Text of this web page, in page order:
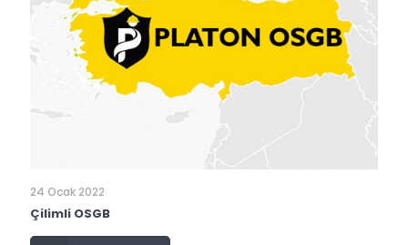
24 Ocak 2022
Çilimli OSGB